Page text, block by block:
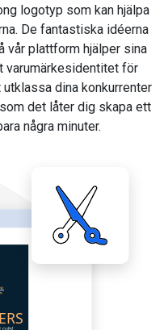
logotyp som kan hjälpa
De fantastiska idéerna
vår plattform hjälper sina
varumärkesidentitet för
dina konkurrenter
det låter dig skapa ett
några minuter.